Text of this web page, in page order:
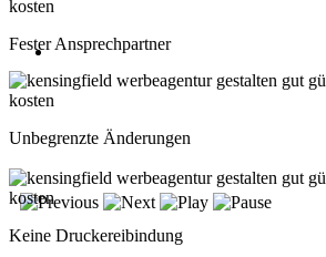
Beratung oder Rückruf anfordern
Montag-Freitag 10:00-18:00 Uhr
Fester Ansprechpartner
Unbegrenzte Änderungen
Keine Druckereibindung